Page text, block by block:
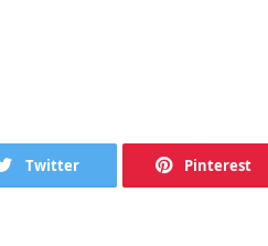
Twitter Pinterest